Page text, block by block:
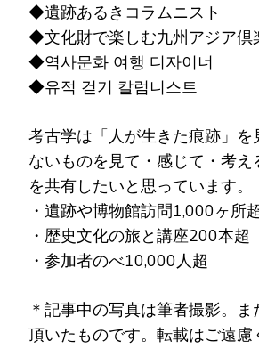
◆遺跡あるきコラムニスト
◆文化財で楽しむ九州アジア倶
◆역사문화 여행 디자이너
◆유적 걷기 칼럼니스트
考古学は「人が生きた痕跡」を
ないものを見て・感じて・考え
を共有したいと思っています。
・遺跡や博物館訪問1,000ヶ所
・歴史文化の旅と講座200本超
・参加者のべ10,000人超
＊記事中の写真は筆者撮影。
頂いたものです。転載はご遠慮